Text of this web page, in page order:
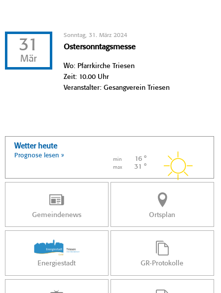
31
Mär
Sonntag, 31. März 2024
Ostersonntagsmesse
Wo: Pfarrkirche Triesen
Zeit: 10.00 Uhr
Veranstalter: Gesangverein Triesen
Wetter heute
Prognose lesen »
min 16 °
max 31 °
Gemeindenews Ortsplan
Energiestadt GR-Protokolle